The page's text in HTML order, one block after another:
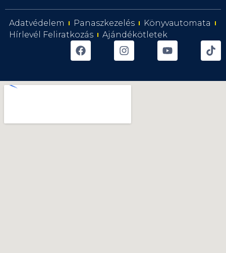
Adatvédelem Panaszkezelés
Könyvautomata
Hírlevél Feliratkozás
Ajándékötletek